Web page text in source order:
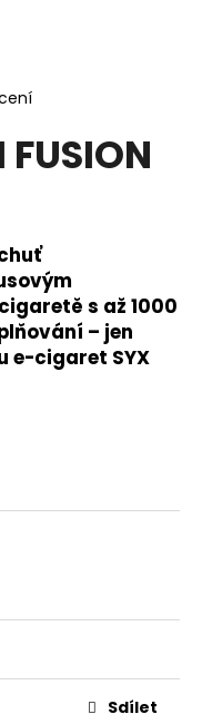
FUSION
s až 1000
– jen
e-cigaret SYX
Sdílet